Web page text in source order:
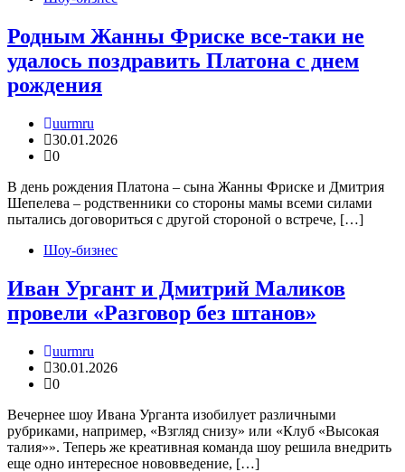
Родным Жанны Фриске все-таки не
удалось поздравить Платона с днем
рождения
uurmru
30.01.2026
0
В день рождения Платона – сына Жанны Фриске и Дмитрия
Шепелева – родственники со стороны мамы всеми силами
пытались договориться с другой стороной о встрече, […]
Шоу-бизнес
Иван Ургант и Дмитрий Маликов
провели «Разговор без штанов»
uurmru
30.01.2026
0
Вечернее шоу Ивана Урганта изобилует различными
рубриками, например, «Взгляд снизу» или «Клуб «Высокая
талия»». Теперь же креативная команда шоу решила внедрить
еще одно интересное нововведение, […]